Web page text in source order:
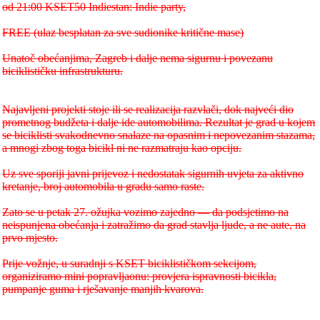
od 21:00 KSET50 Indiestan: Indie party,
FREE (ulaz besplatan za sve sudionike kritične mase)
Unatoč obećanjima, Zagreb i dalje nema sigurnu i povezanu
biciklističku infrastrukturu.
Najavljeni projekti stoje ili se realizacija razvlači, dok najveći dio
prometnog budžeta i dalje ide automobilima. Rezultat je grad u kojem
se biciklisti svakodnevno snalaze na opasnim i nepovezanim stazama,
a mnogi zbog toga bicikl ni ne razmatraju kao opciju.
Uz sve sporiji javni prijevoz i nedostatak sigurnih uvjeta za aktivno
kretanje, broj automobila u gradu samo raste.
Zato se u petak 27. ožujka vozimo zajedno — da podsjetimo na
neispunjena obećanja i zatražimo da grad stavlja ljude, a ne aute, na
prvo mjesto.
Prije vožnje, u suradnji s KSET biciklističkom sekcijom,
organiziramo mini popravljaonu: provjera ispravnosti bicikla,
pumpanje guma i rješavanje manjih kvarova.